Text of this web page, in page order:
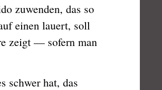
zuwenden, das so
einen lauert, soll
zeigt — sofern man
hat, das